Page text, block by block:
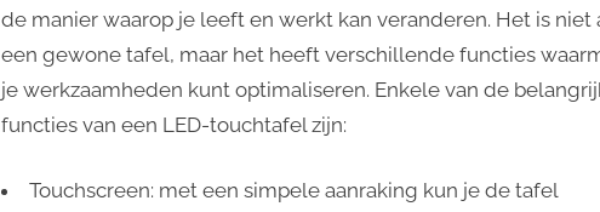
een
LED-
de manier waarop je leeft en werkt kan veranderen. Het is niet
een gewone tafel, maar het heeft verschillende functies
je werkzaamheden kunt optimaliseren. Enkele van de
functies van een LED-touchtafel zijn:
Touchscreen: met een simpele aanraking kun je de tafel